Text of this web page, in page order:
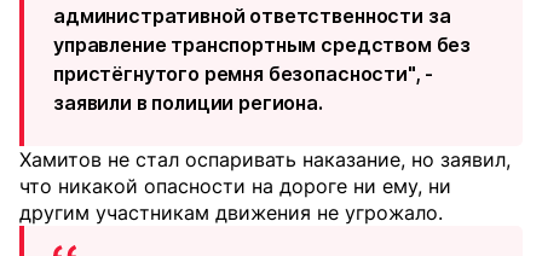
административной ответственности за
управление транспортным средством без
пристёгнутого ремня безопасности", -
заявили в полиции региона.
Хамитов не стал оспаривать наказание, но заявил,
что никакой опасности на дороге ни ему, ни
другим участникам движения не угрожало.